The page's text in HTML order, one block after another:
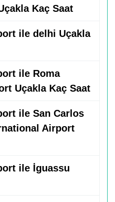
Kaç Saat
ile delhi Uçakla
ile Roma
Uçakla Kaç Saat
ile San Carlos
Airport
ile İguassu